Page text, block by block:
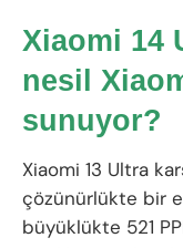
Xiaomi 14
nesil
sunuyor?
Xiaomi 13 Ultra
çözünürlükte bir
büyüklükte 521